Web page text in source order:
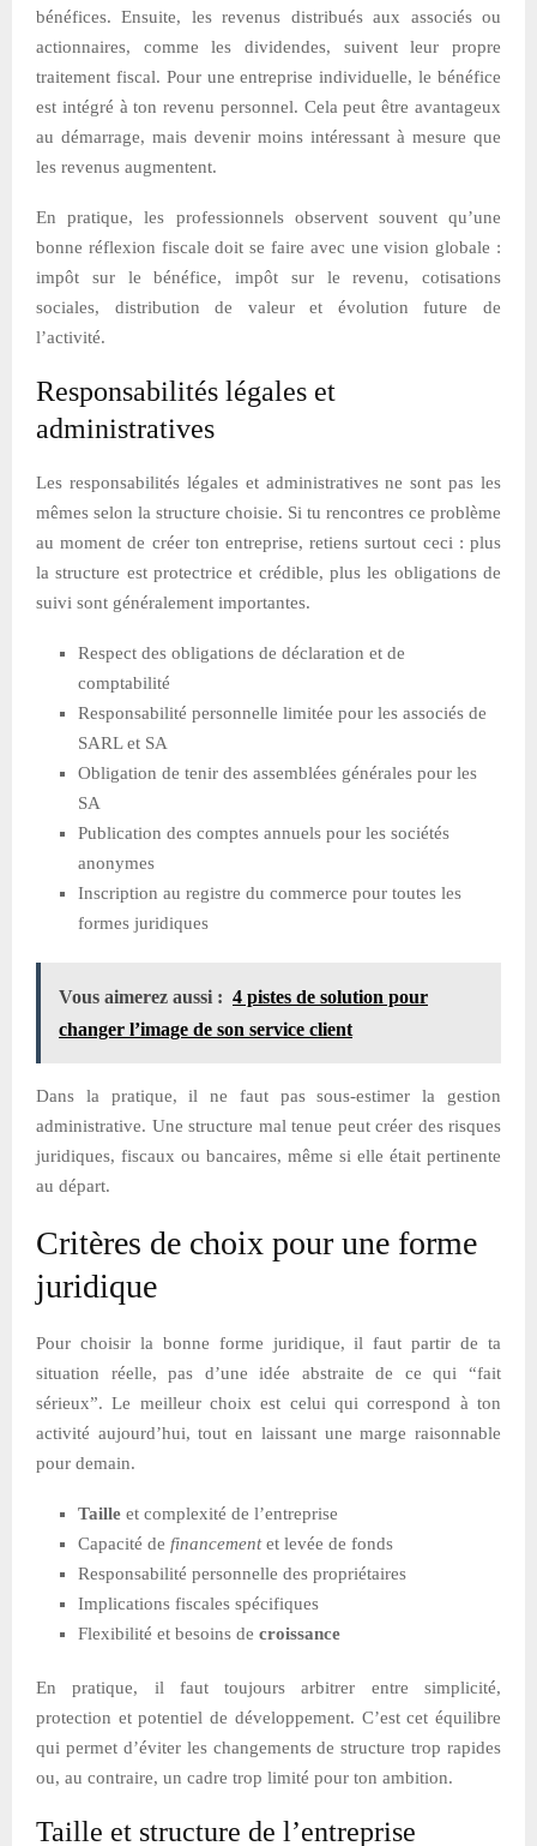
bénéfices. Ensuite, les revenus distribués aux associés ou
actionnaires, comme les dividendes, suivent leur propre
traitement fiscal. Pour une entreprise individuelle, le bénéfice
est intégré à ton revenu personnel. Cela peut être avantageux
au démarrage, mais devenir moins intéressant à mesure que
les revenus augmentent.
En pratique, les professionnels observent souvent qu’une
bonne réflexion fiscale doit se faire avec une vision globale :
impôt sur le bénéfice, impôt sur le revenu, cotisations
sociales, distribution de valeur et évolution future de
l’activité.
Responsabilités légales et
administratives
Les responsabilités légales et administratives ne sont pas les
mêmes selon la structure choisie. Si tu rencontres ce problème
au moment de créer ton entreprise, retiens surtout ceci : plus
la structure est protectrice et crédible, plus les obligations de
suivi sont généralement importantes.
Respect des obligations de déclaration et de
comptabilité
Responsabilité personnelle limitée pour les associés de
SARL et SA
Obligation de tenir des assemblées générales pour les
SA
Publication des comptes annuels pour les sociétés
anonymes
Inscription au registre du commerce pour toutes les
formes juridiques
Vous aimerez aussi : 4 pistes de solution pour
changer l’image de son service client
Dans la pratique, il ne faut pas sous-estimer la gestion
administrative. Une structure mal tenue peut créer des risques
juridiques, fiscaux ou bancaires, même si elle était pertinente
au départ.
Critères de choix pour une forme
juridique
Pour choisir la bonne forme juridique, il faut partir de ta
situation réelle, pas d’une idée abstraite de ce qui “fait
sérieux”. Le meilleur choix est celui qui correspond à ton
activité aujourd’hui, tout en laissant une marge raisonnable
pour demain.
Taille et complexité de l’entreprise
Capacité de financementet levée de fonds
Responsabilité personnelle des propriétaires
Implications fiscales spécifiques
Flexibilité et besoins de croissance
En pratique, il faut toujours arbitrer entre simplicité,
protection et potentiel de développement. C’est cet équilibre
qui permet d’éviter les changements de structure trop rapides
ou, au contraire, un cadre trop limité pour ton ambition.
Taille et structure de l’entreprise